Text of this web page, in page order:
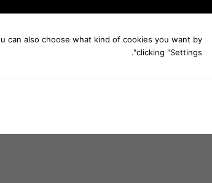
can also choose what kind of cookies you want by
clicking "Settings".